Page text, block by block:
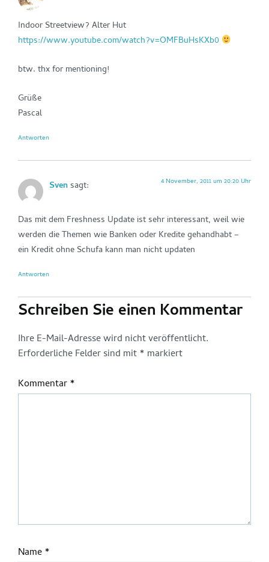
Indoor Streetview? Alter Hut
https://www.youtube.com/watch?v=OMFBuHsKXb0
btw. thx for mentioning!
Grüße
Pascal
Antworten
Svensagt: 4 November, 2011 um 20:20 Uhr
Das mit dem Freshness Update ist sehr interessant, weil wie
werden die Themen wie Banken oder Kredite gehandhabt –
ein Kredit ohne Schufa kann man nicht updaten
Antworten
Schreiben Sie einen Kommentar
Ihre E-Mail-Adresse wird nicht veröffentlicht.
Erforderliche Felder sind mit* markiert
Kommentar*
Name*